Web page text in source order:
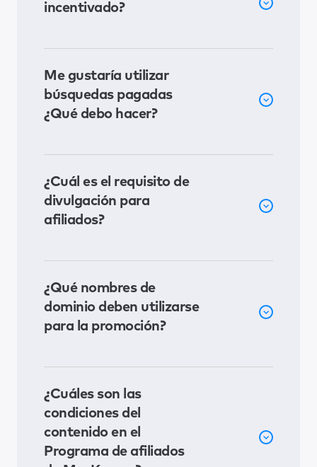
incentivado?
Me gustaría utilizar
búsquedas pagadas
¿Qué debo hacer?
¿Cuál es el requisito de
divulgación para
afiliados?
¿Qué nombres de
dominio deben utilizarse
para la promoción?
¿Cuáles son las
condiciones del
contenido en el
Programa de afiliados